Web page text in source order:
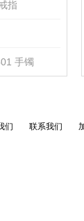
指
手镯
们 联系我们